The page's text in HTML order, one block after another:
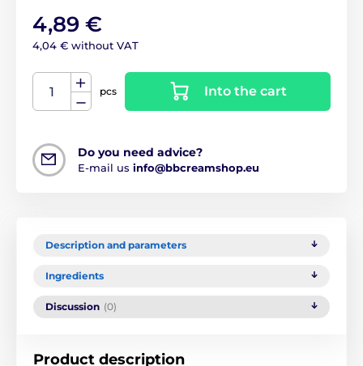
4,89 €
4,04 € without VAT
pcs Into the cart
Do you need advice?
E-mail us info@bbcreamshop.eu
Description and parameters
Ingredients
Discussion (0)
Product description